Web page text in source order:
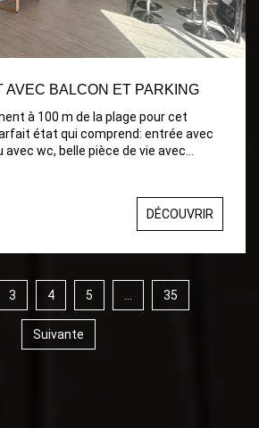
AVEC BALCON ET PARKING
à 100 m de la plage pour cet
état qui comprend: entrée avec
avec wc, belle pièce de vie avec
le bien.
DÉCOUVRIR
3 4 5 35
Suivante